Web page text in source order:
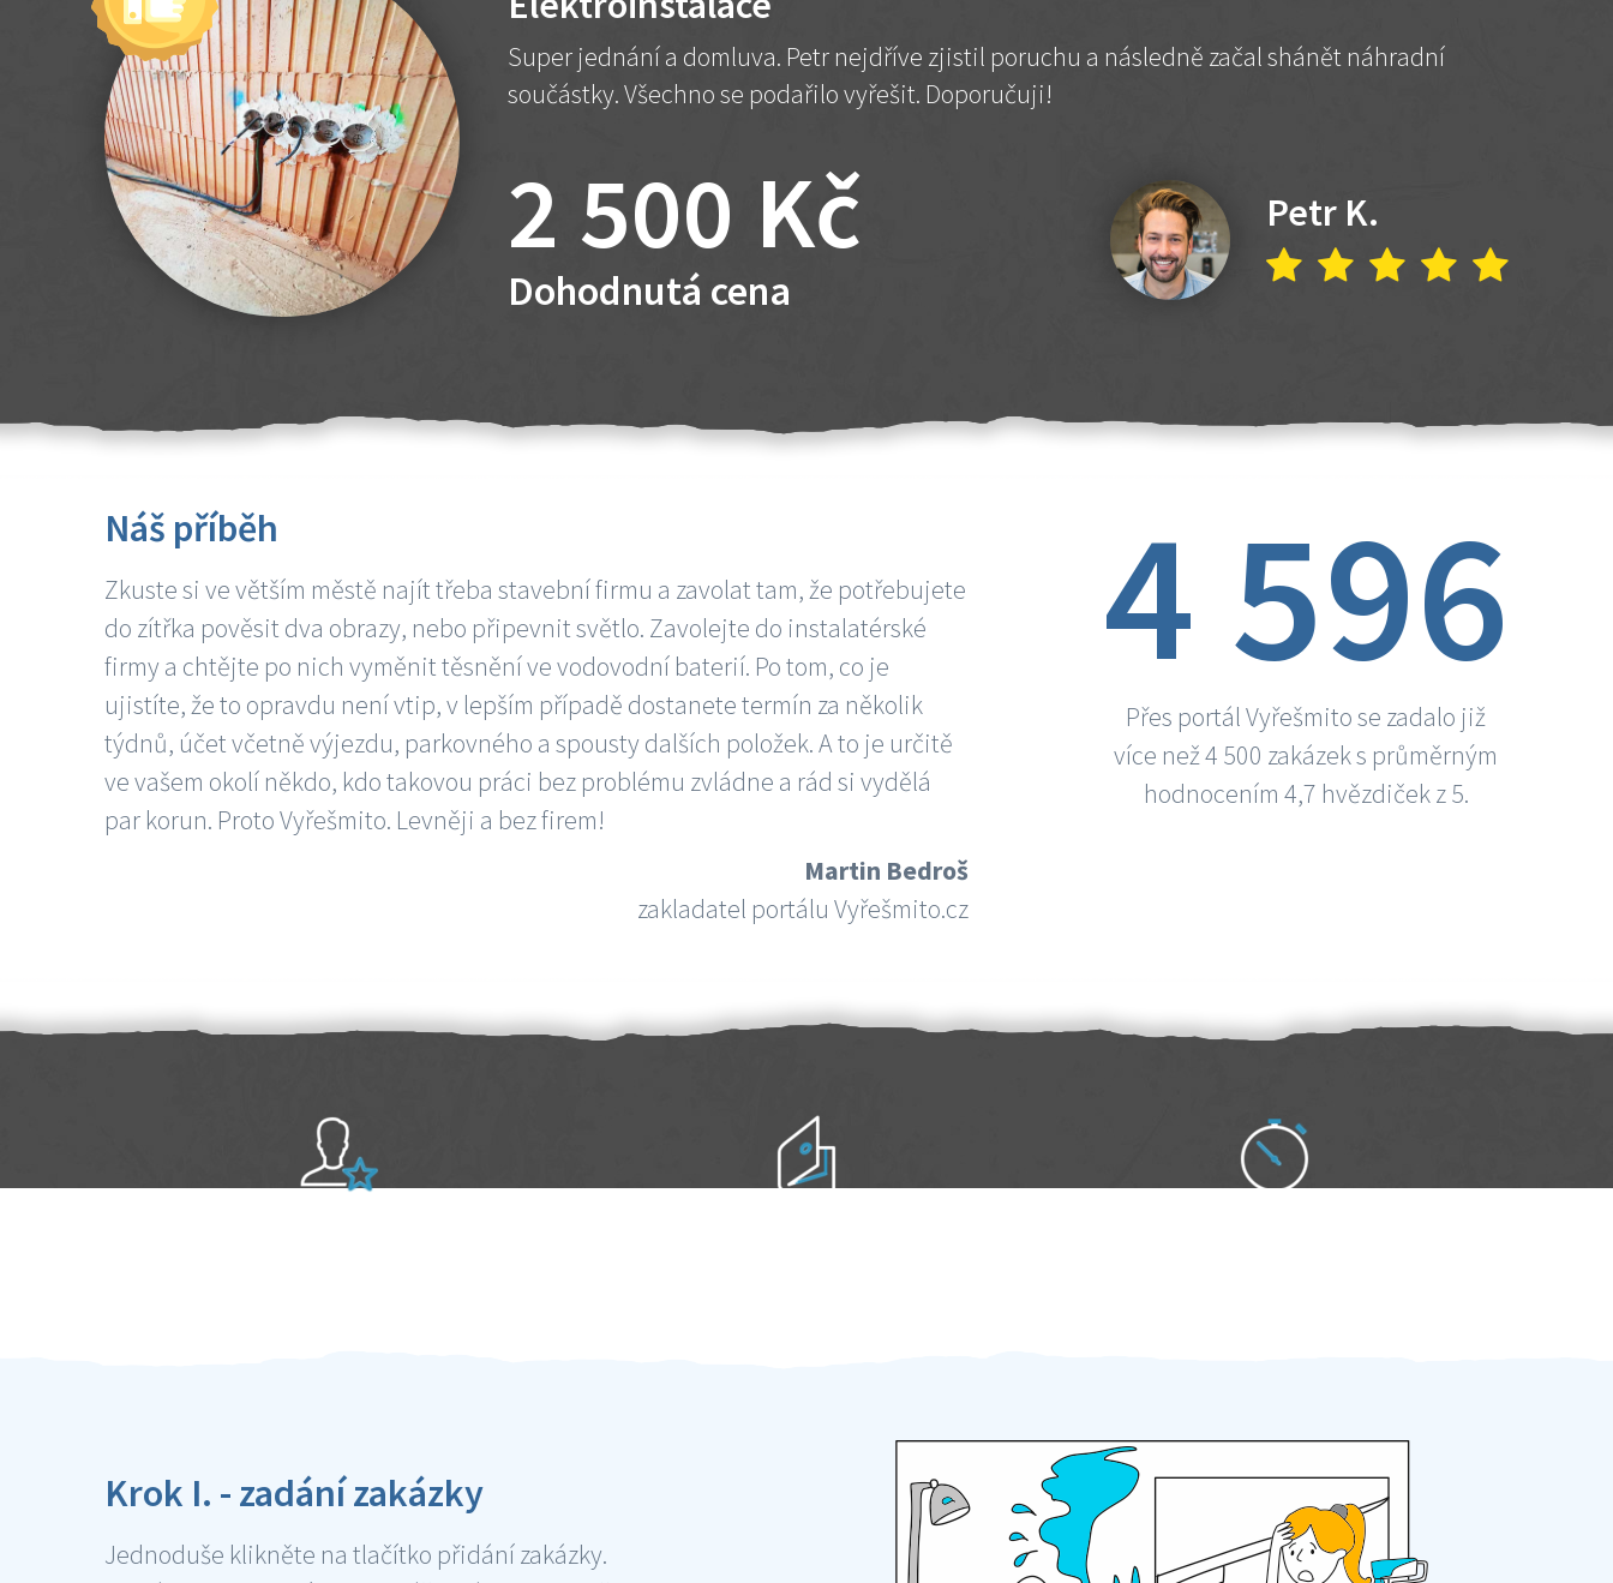
Super jednání a domluva. Petr nejdříve zjistil poruchu a následně začal shánět náhradní
součástky. Všechno se podařilo vyřešit. Doporučuji!
2 500 Kč
Dohodnutá cena
Petr K.
Náš příběh
Zkuste si ve větším městě najít třeba stavební firmu a zavolat tam, že potřebujete
do zítřka pověsit dva obrazy, nebo připevnit světlo. Zavolejte do instalatérské
firmy a chtějte po nich vyměnit těsnění ve vodovodní baterií. Po tom, co je
ujistíte, že to opravdu není vtip, v lepším případě dostanete termín za několik
týdnů, účet včetně výjezdu, parkovného a spousty dalších položek. A to je určitě
ve vašem okolí někdo, kdo takovou práci bez problému zvládne a rád si vydělá
par korun. Proto Vyřešmito. Levněji a bez firem!
Martin Bedroš
zakladatel portálu Vyřešmito.cz
4 596
Přes portál Vyřešmito se zadalo již
více než 4 500 zakázek s průměrným
hodnocením 4,7 hvězdiček z 5.
Krok I. - zadání zakázky
Jednoduše klikněte na tlačítko přidání zakázky.